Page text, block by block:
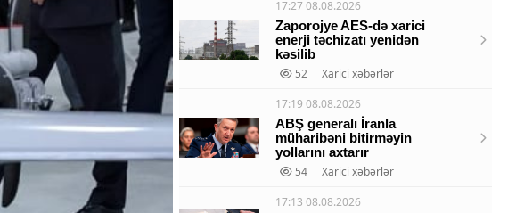
17:27 08.08.2026
Zaporojye AES-də xarici
enerji təchizatı yenidən
kəsilib
52
Xarici xəbərlər
17:19 08.08.2026
ABŞ generalı İranla
müharibəni bitirməyin
yollarını axtarır
54
Xarici xəbərlər
17:13 08.08.2026